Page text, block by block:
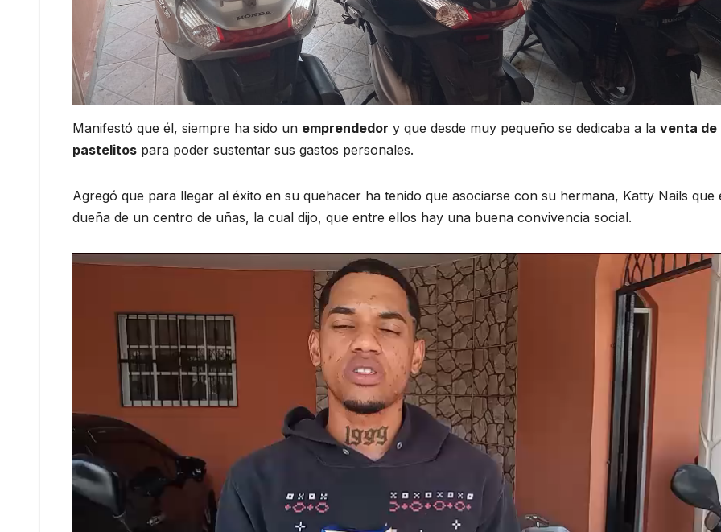
Manifestó que él, siempre ha sido un emprendedor y que desde muy pequeño se dedicaba a la venta de
pastelitos para poder sustentar sus gastos personales.
Agregó que para llegar al éxito en su quehacer ha tenido que asociarse con su hermana, Katty Nails que
dueña de un centro de uñas, la cual dijo, que entre ellos hay una buena convivencia social.